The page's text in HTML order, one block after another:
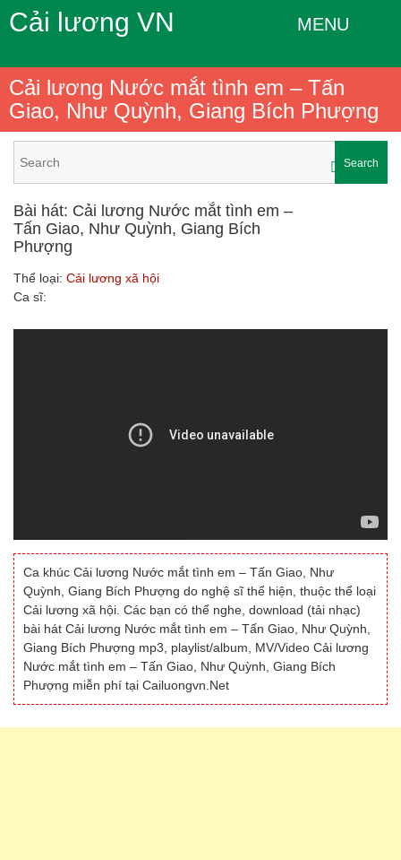
Cải lương VN MENU
Cải lương Nước mắt tình em – Tấn
Giao, Như Quỳnh, Giang Bích Phượng
Search
Bài hát: Cải lương Nước mắt tình em –
Tấn Giao, Như Quỳnh, Giang Bích
Phượng
Thể loại: Cải lương xã hội
Ca sĩ:
Ca khúc Cải lương Nước mắt tình em – Tấn Giao, Như
Quỳnh, Giang Bích Phượng do nghệ sĩ thể hiện, thuộc thể loại
Cải lương xã hội. Các bạn có thể nghe, download (tải nhạc)
bài hát Cải lương Nước mắt tình em – Tấn Giao, Như Quỳnh,
Giang Bích Phượng mp3, playlist/album, MV/Video Cải lương
Nước mắt tình em – Tấn Giao, Như Quỳnh, Giang Bích
Phượng miễn phí tại Cailuongvn.Net